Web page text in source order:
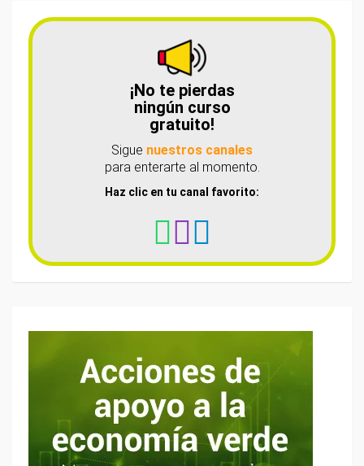
¡No te pierdas
ningún curso
gratuito!
Sigue nuestros canales
para enterarte al momento.
Haz clic en tu canal favorito: